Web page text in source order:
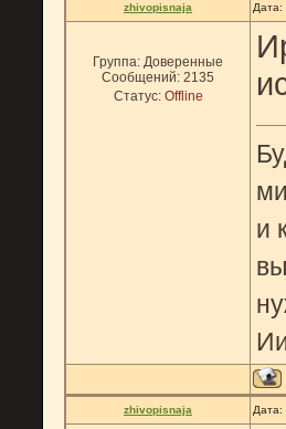
zhivopisnaja
Группа: Доверенные
Сообщений: 2135
Статус: Offline
и
zhivopisnaja